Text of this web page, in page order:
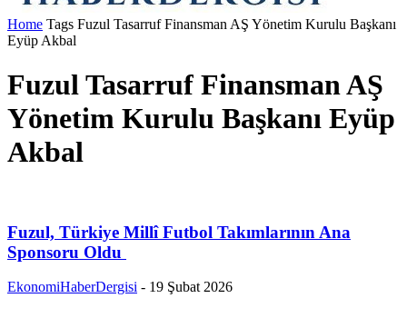
Home Tags Fuzul Tasarruf Finansman AŞ Yönetim Kurulu Başkanı
Eyüp Akbal
Fuzul Tasarruf Finansman AŞ
Yönetim Kurulu Başkanı Eyüp
Akbal
Fuzul, Türkiye Millî Futbol Takımlarının Ana
Sponsoru Oldu
EkonomiHaberDergisi - 19 Şubat 2026